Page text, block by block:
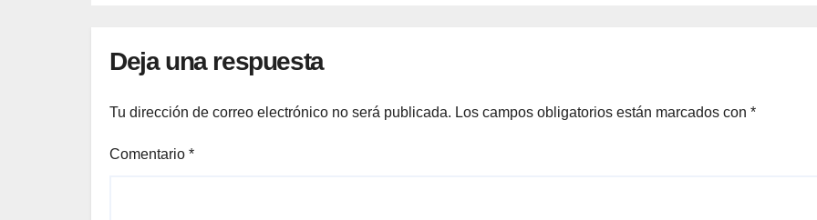
Deja una respuesta
Tu dirección de correo electrónico no será publicada. Los campos obligatorios están marcados con *
Comentario *